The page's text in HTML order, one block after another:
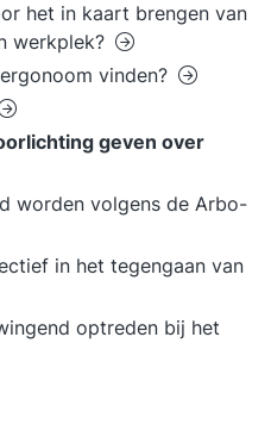
het in kaart brengen van
werkplek?
vinden?
geven over
worden volgens de Arbo-
in het tegengaan van
optreden bij het